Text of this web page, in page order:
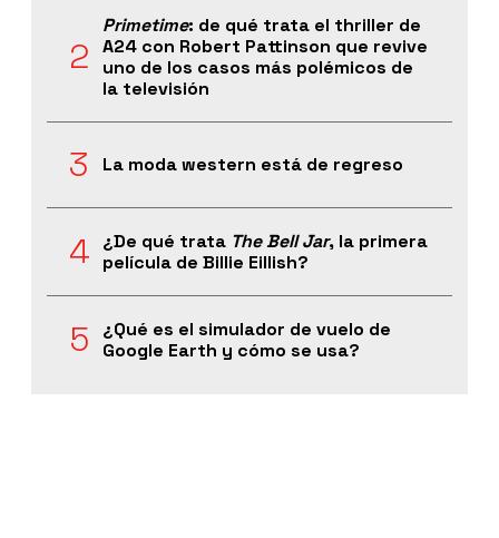
Primetime: de qué trata el thriller de
A24 con Robert Pattinson que revive
uno de los casos más polémicos de
la televisión
La moda western está de regreso
¿De qué trata The Bell Jar, la primera
película de Billie Eillish?
¿Qué es el simulador de vuelo de
Google Earth y cómo se usa?